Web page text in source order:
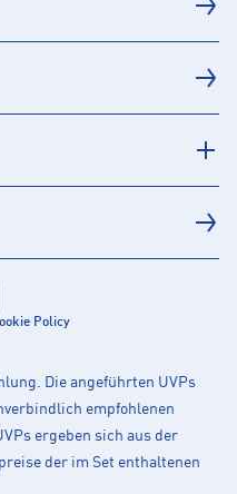
Policy
Die angeführten UVPs
empfohlenen
ergeben sich aus der
der im Set enthaltenen